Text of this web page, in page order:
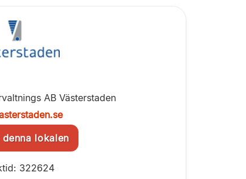
AB Västerstaden
lokalen
322624